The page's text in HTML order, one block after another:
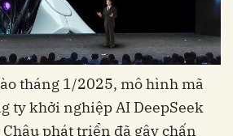
tháng 1/2025, mô hình mã
ty khởi nghiệp AI DeepSeek
phát triển đã gây chấn